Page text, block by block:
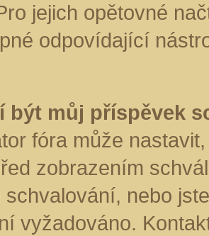
jejich opětovné
odpovídající
být můj příspěvek
fóra může
zobrazením
schvalování, nebo
vyžadováno.